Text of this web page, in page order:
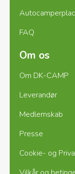
FAQ
Om os
Om DK-CAMP
Leverandør
Medlemskab
Presse
Cookie- og